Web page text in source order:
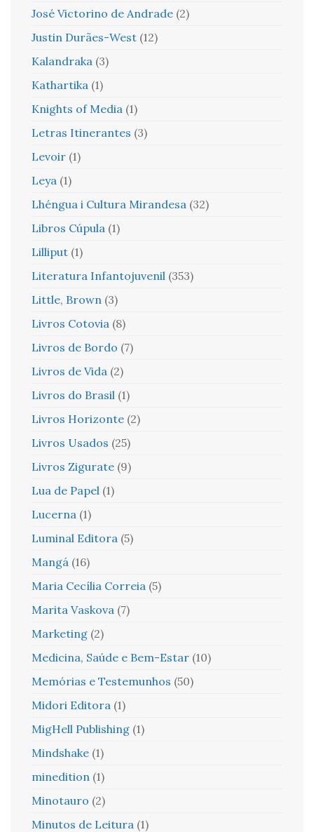
José Victorino de Andrade (2)
Justin Durães-West (12)
Kalandraka (3)
Kathartika (1)
Knights of Media (1)
Letras Itinerantes (3)
Levoir (1)
Leya (1)
Lhéngua i Cultura Mirandesa (32)
Libros Cúpula (1)
Lilliput (1)
Literatura Infantojuvenil (353)
Little, Brown (3)
Livros Cotovia (8)
Livros de Bordo (7)
Livros de Vida (2)
Livros do Brasil (1)
Livros Horizonte (2)
Livros Usados (25)
Livros Zigurate (9)
Lua de Papel (1)
Lucerna (1)
Luminal Editora (5)
Mangá (16)
Maria Cecília Correia (5)
Marita Vaskova (7)
Marketing (2)
Medicina, Saúde e Bem-Estar (10)
Memórias e Testemunhos (50)
Midori Editora (1)
MigHell Publishing (1)
Mindshake (1)
minedition (1)
Minotauro (2)
Minutos de Leitura (1)